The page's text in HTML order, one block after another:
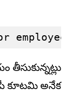
తీసుకున్నట్లు
కూటమి అనేక